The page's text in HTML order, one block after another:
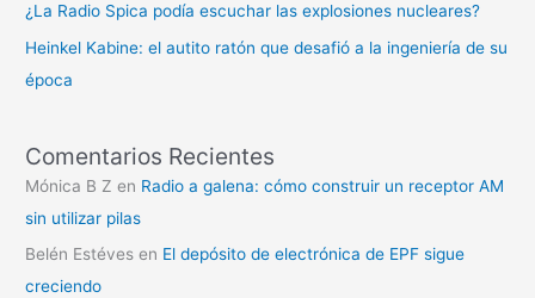
¿La Radio Spica podía escuchar las explosiones nucleares?
Heinkel Kabine: el autito ratón que desafió a la ingeniería de su
época
Comentarios Recientes
Mónica B Z en Radio a galena: cómo construir un receptor AM
sin utilizar pilas
Belén Estéves en El depósito de electrónica de EPF sigue
creciendo